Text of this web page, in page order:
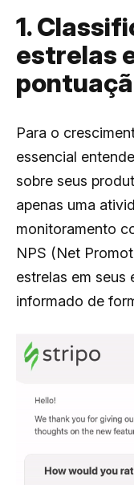
1.
estrelas
Para o
essencial
sobre seus
apenas uma
monitoramento
NPS (Net
estrelas em seus
informado de